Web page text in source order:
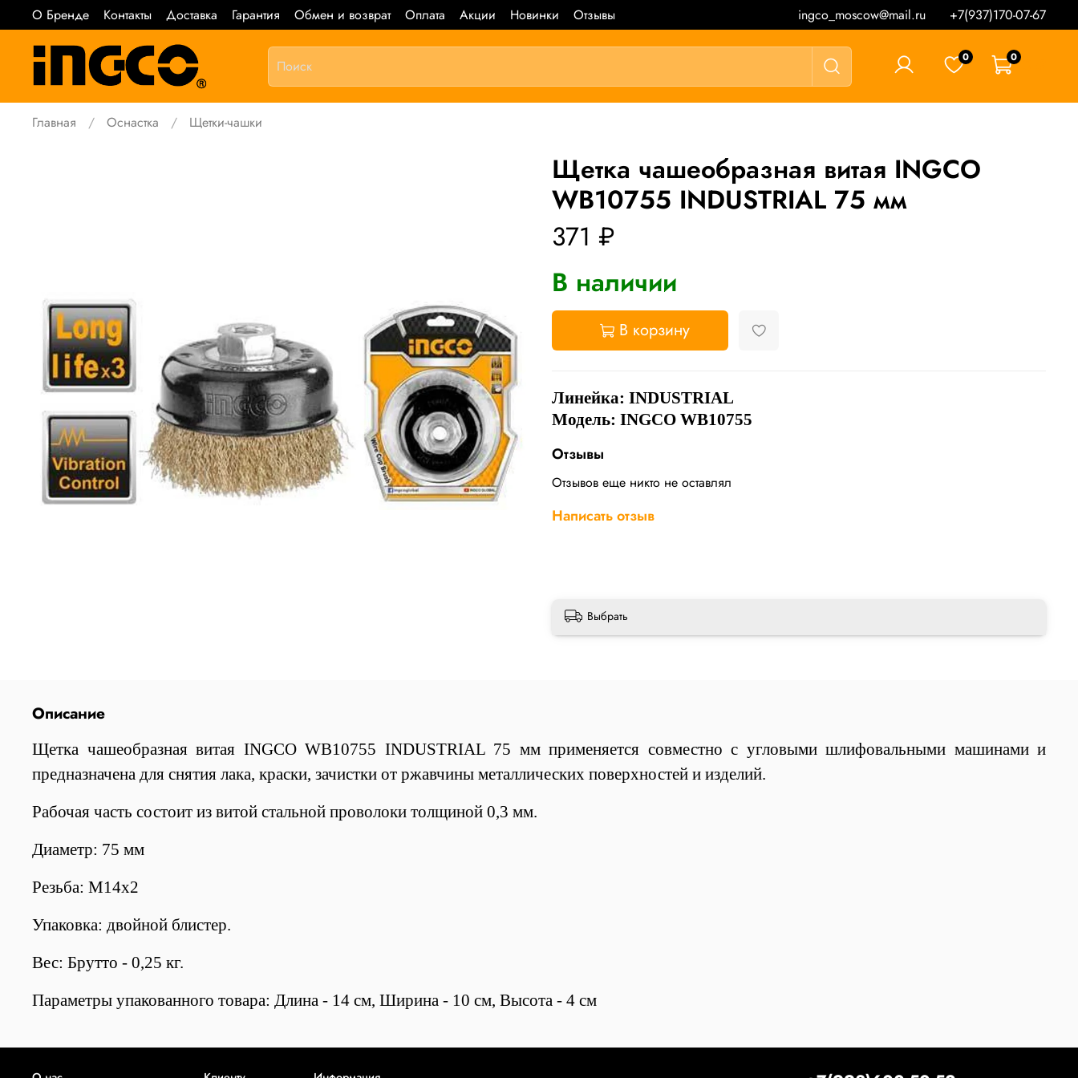
О Бренде Контакты Доставка Гарантия Обмен и возврат Оплата Акции Новинки Отзывы ingco_moscow@mail.ru +7(937)170-07-67
0 0
Главная Оснастка Щетки-чашки
Щетка чашеобразная витая INGCO
WB10755 INDUSTRIAL 75 мм
371 ₽
В наличии
В корзину
Линейка: INDUSTRIAL
Модель: INGCO WB10755
Отзывы
Отзывов еще никто не оставлял
Написать отзыв
Выбрать
Описание
Щетка чашеобразная витая INGCO WB10755 INDUSTRIAL 75 мм применяется совместно с угловыми шлифовальными машинами и
предназначена для снятия лака, краски, зачистки от ржавчины металлических поверхностей и изделий.
Рабочая часть состоит из витой стальной проволоки толщиной 0,3 мм.
Диаметр: 75 мм
Резьба: M14х2
Упаковка: двойной блистер.
Вес: Брутто - 0,25 кг.
Параметры упакованного товара: Длина - 14 см, Ширина - 10 см, Высота - 4 см